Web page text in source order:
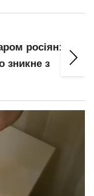
росіян:
зникне з